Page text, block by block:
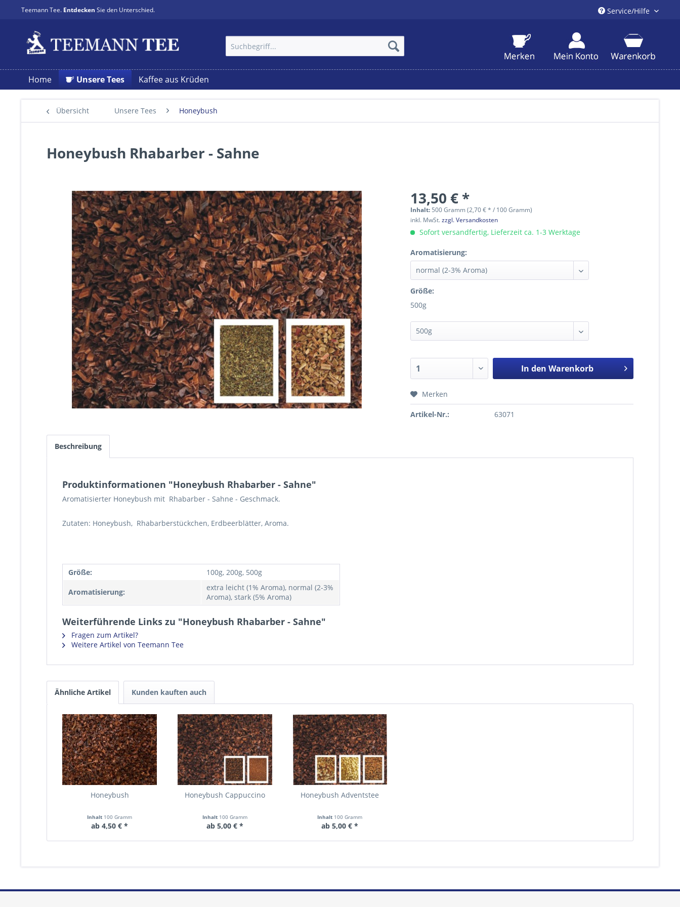
Teemann Tee. Entdecken Sie den Unterschied. Service/Hilfe
Home Unsere Tees Kaffee aus Krüden
Übersicht Unsere Tees Honeybush
Honeybush Rhabarber - Sahne
13,50 € *
Inhalt: 500 Gramm (2,70 € * / 100 Gramm)
inkl. MwSt.zzgl. Versandkosten
Sofort versandfertig, Lieferzeit ca. 1-3 Werktage
Aromatisierung:
Größe:
500g
In den Warenkorb
Merken
Artikel-Nr.: 63071
Beschreibung
Produktinformationen "Honeybush Rhabarber - Sahne"
Aromatisierter Honeybush mit Rhabarber - Sahne - Geschmack.
Zutaten: Honeybush, Rhabarberstückchen, Erdbeerblätter, Aroma.
Größe: 100g, 200g, 500g
Aromatisierung:
extra leicht (1% Aroma), normal (2-3%
Aroma), stark (5% Aroma)
Weiterführende Links zu "Honeybush Rhabarber - Sahne"
Fragen zum Artikel?
Weitere Artikel von Teemann Tee
Ähnliche Artikel Kunden kauften auch
Honeybush
Inhalt 100 Gramm
ab 4,50 € *
Honeybush Cappuccino
Inhalt 100 Gramm
ab 5,00 € *
Honeybush Adventstee
Inhalt 100 Gramm
ab 5,00 € *